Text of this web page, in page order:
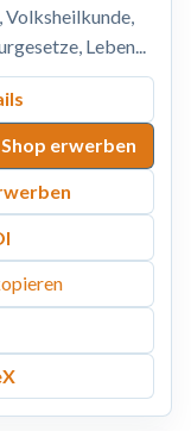
Leben...
erwerben